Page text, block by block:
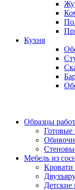
Кухня
Образцы работ
Готовые
Мебель из
Кровати
Детские